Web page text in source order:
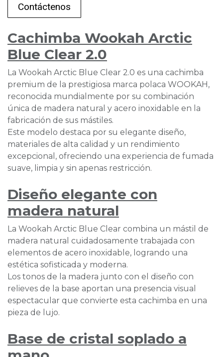
Contáctenos
Cachimba Wookah Arctic
Blue Clear 2.0
La Wookah Arctic Blue Clear 2.0 es una cachimba
premium de la prestigiosa marca polaca WOOKAH,
reconocida mundialmente por su combinación
única de madera natural y acero inoxidable en la
fabricación de sus mástiles.
Este modelo destaca por su elegante diseño,
materiales de alta calidad y un rendimiento
excepcional, ofreciendo una experiencia de fumada
suave, limpia y sin apenas restricción.
Diseño elegante con
madera natural
La Wookah Arctic Blue Clear combina un mástil de
madera natural cuidadosamente trabajada con
elementos de acero inoxidable, logrando una
estética sofisticada y moderna.
Los tonos de la madera junto con el diseño con
relieves de la base aportan una presencia visual
espectacular que convierte esta cachimba en una
pieza de lujo.
Base de cristal soplado a